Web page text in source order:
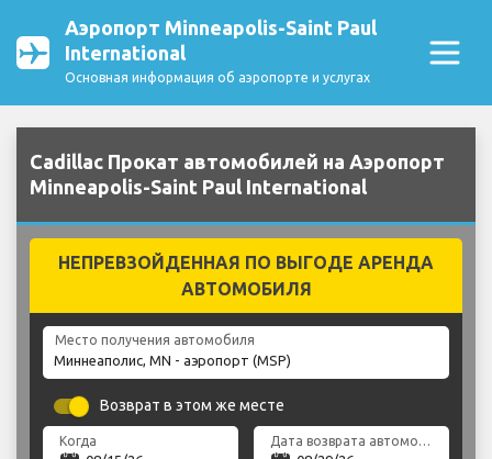
Аэропорт Minneapolis-Saint Paul
International
Основная информация об аэропорте и услугах
Cadillac Прокат автомобилей на Аэропорт
Minneapolis-Saint Paul International
НЕПРЕВЗОЙДЕННАЯ ПО ВЫГОДЕ АРЕНДА
АВТОМОБИЛЯ
Место получения автомобиля
Возврат в этом же месте
Когда Дата возврата автомобиля